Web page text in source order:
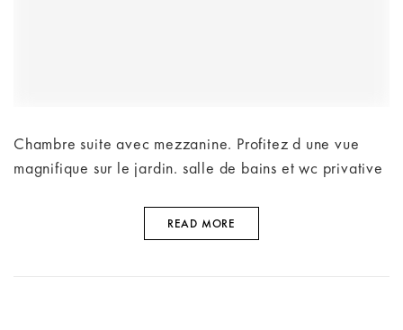
Chambre suite avec mezzanine. Profitez d une vue
magnifique sur le jardin. salle de bains et wc privative
READ MORE